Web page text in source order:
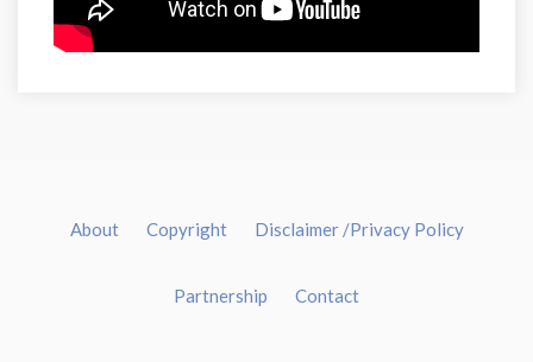
About Copyright Disclaimer /Privacy Policy
Partnership Contact